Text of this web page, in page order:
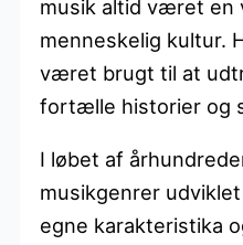
musik altid været en
menneskelig kultur.
været brugt til at
fortælle historier og
I løbet af
musikgenrer
egne karakteristika